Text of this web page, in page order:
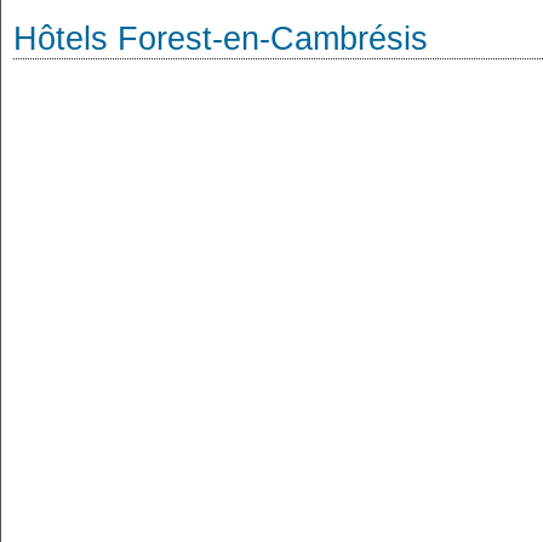
Hôtels Forest-en-Cambrésis